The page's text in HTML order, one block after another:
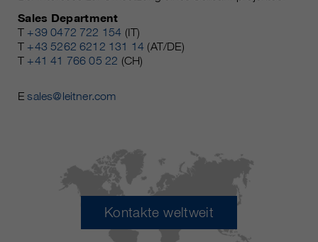
Sales Department
T +39 0472 722 154 (IT)
T +43 5262 6212 131 14 (AT/DE)
T +41 41 766 05 22 (CH)
Esales@leitner.com
Kontakte weltweit